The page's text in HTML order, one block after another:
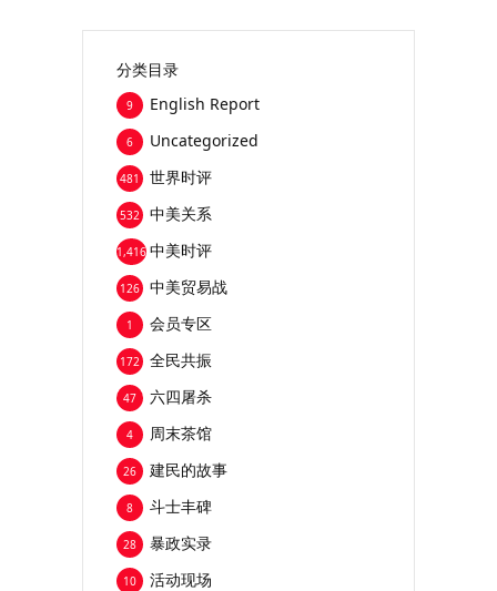
分类目录
English Report
9
Uncategorized
6
世界时评
481
中美关系
532
中美时评
1,416
中美贸易战
126
会员专区
1
全民共振
172
六四屠杀
47
周末茶馆
4
建民的故事
26
斗士丰碑
8
暴政实录
28
活动现场
10